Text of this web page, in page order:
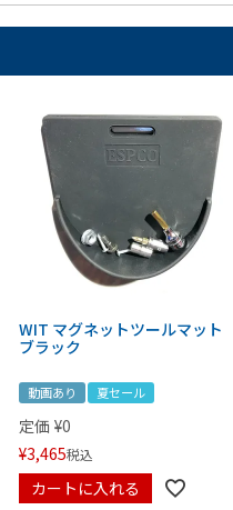
WIT マグネットツールマット
ブラック
動画あり 夏セール
定価 ¥0
¥3,465税込
カートに入れる